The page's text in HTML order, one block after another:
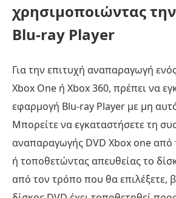
χρησιμοποιώντας
Blu-ray Player
Για την επιτυχή αναπαραγωγή
Xbox One ή Xbox 360, πρέπει να
εφαρμογή Blu-ray Player με μη
Μπορείτε να εγκαταστήσετε τη
αναπαραγωγής DVD Xbox one από
ή τοποθετώντας απευθείας το
από τον τρόπο που θα επιλέξετε,